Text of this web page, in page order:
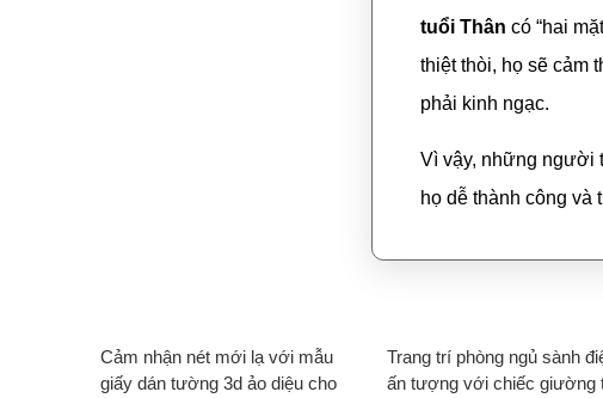
tuổi Thân có “hai
thiệt thòi, họ sẽ cảm
phải kinh ngạc.
Vì vậy, những người
họ dễ thành công
Cảm nhận nét mới lạ với mẫu
giấy dán tường 3d ảo diệu cho
Trang trí phòng ngủ sành
ấn tượng với chiếc giường